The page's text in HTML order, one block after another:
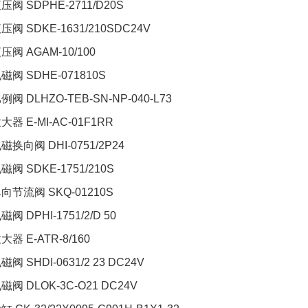
阀 SDPHE-2711/D20S
阀 SDKE-1631/210SDC24V
阀 AGAM-10/100
阀 SDHE-071810S
阀 DLHZO-TEB-SN-NP-040-L73
器 E-MI-AC-01F1RR
换向阀 DHI-0751/2P24
阀 SDKE-1751/210S
节流阀 SKQ-01210S
阀 DPHI-1751/2/D 50
器 E-ATR-8/160
阀 SHDI-0631/2 23 DC24V
阀 DLOK-3C-O21 DC24V